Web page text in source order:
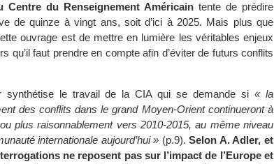
du Renseignement Américain tente de prédire
de quinze à vingt ans, soit d’ici à 2025. Mais plus que
ouvrage est de mettre en lumière les véritables enjeux
qu’il faut prendre en compte afin d’éviter de futurs conflits
synthétise le travail de la CIA qui se demande si« la
des conflits dans le grand Moyen-Orient continueront à
plus raisonnablement vers 2010-2015, au même niveau
internationale aujourd’hui » (p.9).Selon A. Adler, et
ne reposent pas sur l’impact de l’Europe et